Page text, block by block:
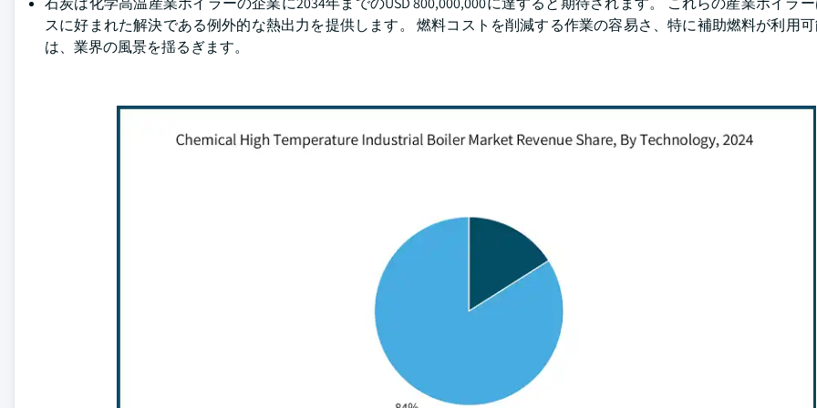
スに好まれた解決である例外的な熱出力を提供します。 燃料コストを削減する作業の容易さ、特に補助燃料が利用
は、業界の風景を揺るぎます。